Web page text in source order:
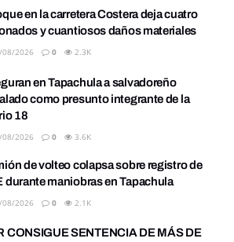
en la carretera Costera deja cuatro
y cuantiosos daños materiales
08/2026 0 2.3K
en Tapachula a salvadoreño
como presunto integrante de la
18
08/2026 0 3.6K
de volteo colapsa sobre registro de
durante maniobras en Tapachula
08/2026 0 2.1K
CONSIGUE SENTENCIA DE MÁS DE